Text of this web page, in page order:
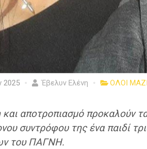
2025 Έβελυν Ελένη ΟΛΟΙ ΜΑΖΙ
και αποτροπιασμό προκαλούν
συντρόφου της ένα παιδί
του ΠΑΓΝΗ.